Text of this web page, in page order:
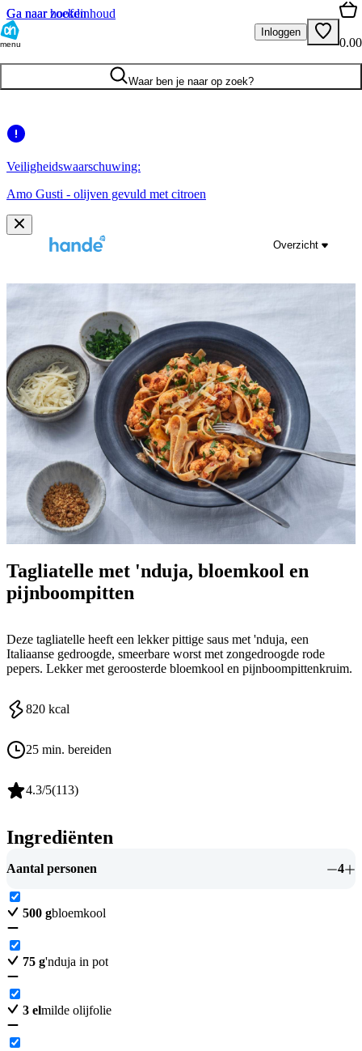
Ga naar hoofdinhoud
Ga naar zoeken
menu
Inloggen
0.00
Waar ben je naar op zoek?
Veiligheidswaarschuwing:
Amo Gusti - olijven gevuld met citroen
Overzicht
Tagliatelle met 'nduja, bloemkool en
pijnboompitten
Deze tagliatelle heeft een lekker pittige saus met 'nduja, een
Italiaanse gedroogde, smeerbare worst met zongedroogde rode
pepers. Lekker met geroosterde bloemkool en pijnboompittenkruim.
820 kcal
25 min. bereiden
4.3/5(113)
Ingrediënten
Aantal personen 4
500 gbloemkool
75 g'nduja in pot
3 elmilde olijfolie